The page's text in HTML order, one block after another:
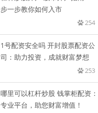
步一步教你如何入市
254
1号配资安全吗 开封股票配资公
司：助力投资，成就财富梦想
253
哪里可以杠杆炒股 钱掌柜配资：
专业平台，助您财富增值！